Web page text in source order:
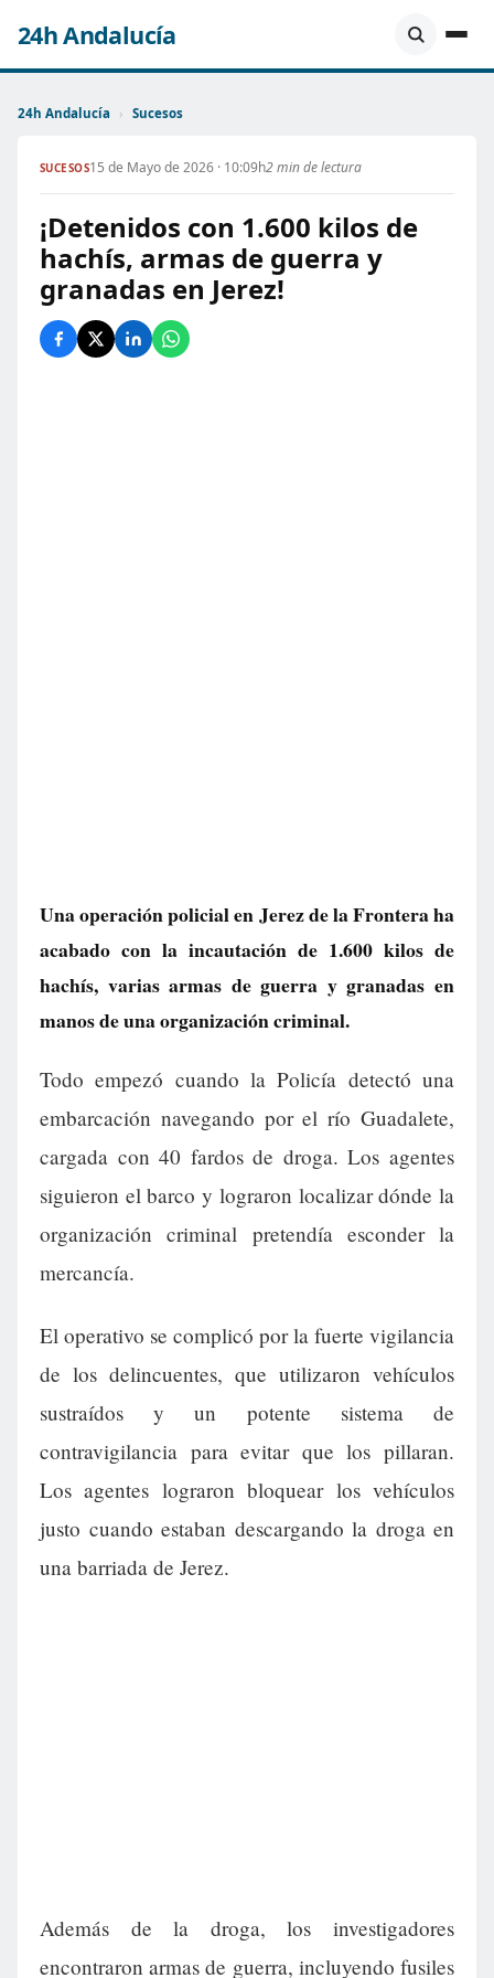
24h Andalucía
24h Andalucía › Sucesos
SUCESOS15 de Mayo de 2026 · 10:09h2 min de lectura
¡Detenidos con 1.600 kilos de
hachís, armas de guerra y
granadas en Jerez!
Una operación policial en Jerez de la Frontera ha
acabado con la incautación de 1.600 kilos de
hachís, varias armas de guerra y granadas en
manos de una organización criminal.
Todo empezó cuando la Policía detectó una
embarcación navegando por el río Guadalete,
cargada con 40 fardos de droga. Los agentes
siguieron el barco y lograron localizar dónde la
organización criminal pretendía esconder la
mercancía.
El operativo se complicó por la fuerte vigilancia
de los delincuentes, que utilizaron vehículos
sustraídos y un potente sistema de
contravigilancia para evitar que los pillaran.
Los agentes lograron bloquear los vehículos
justo cuando estaban descargando la droga en
una barriada de Jerez.
Además de la droga, los investigadores
encontraron armas de guerra, incluyendo fusiles